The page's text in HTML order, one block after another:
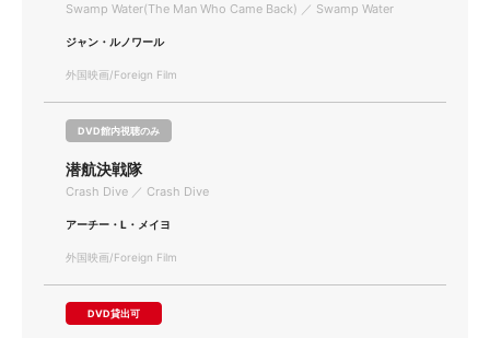
Swamp Water(The Man Who Came Back) ／ Swamp Water
ジャン・ルノワール
外国映画/Foreign Film
DVD館内視聴のみ
潜航決戦隊
Crash Dive ／ Crash Dive
アーチー・L・メイヨ
外国映画/Foreign Film
DVD貸出可